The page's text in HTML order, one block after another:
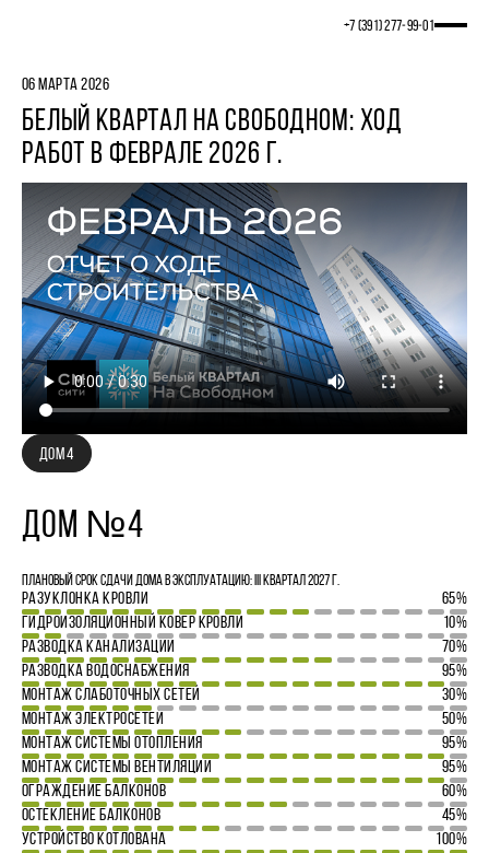
+7 (391) 277‒99‒01
06 МАРТА 2026
БЕЛЫЙ КВАРТАЛ НА СВОБОДНОМ: ХОД
РАБОТ В ФЕВРАЛЕ 2026 Г.
ДОМ 4
ДОМ №4
Плановый срок сдачи дома в эксплуатацию: III квартал 2027 г.
РАЗУКЛОНКА КРОВЛИ
65%
ГИДРОИЗОЛЯЦИОННЫЙ КОВЕР КРОВЛИ
10%
РАЗВОДКА КАНАЛИЗАЦИИ
70%
РАЗВОДКА ВОДОСНАБЖЕНИЯ
95%
МОНТАЖ СЛАБОТОЧНЫХ СЕТЕЙ
30%
МОНТАЖ ЭЛЕКТРОСЕТЕЙ
50%
МОНТАЖ СИСТЕМЫ ОТОПЛЕНИЯ
95%
МОНТАЖ СИСТЕМЫ ВЕНТИЛЯЦИИ
95%
ОГРАЖДЕНИЕ БАЛКОНОВ
60%
ОСТЕКЛЕНИЕ БАЛКОНОВ
45%
УСТРОЙСТВО КОТЛОВАНА
100%